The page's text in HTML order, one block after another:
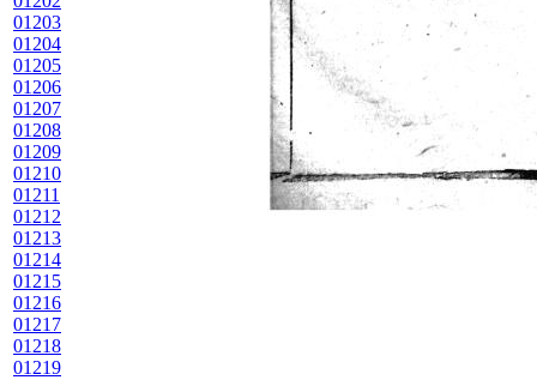
01203
01204
01205
01206
01207
01208
01209
01210
01211
01212
01213
01214
01215
01216
01217
01218
01219